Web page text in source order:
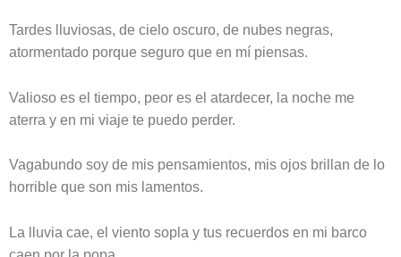
Tardes lluviosas, de cielo oscuro, de nubes negras,
atormentado porque seguro que en mí piensas.
Valioso es el tiempo, peor es el atardecer, la noche me
aterra y en mi viaje te puedo perder.
Vagabundo soy de mis pensamientos, mis ojos brillan de lo
horrible que son mis lamentos.
La lluvia cae, el viento sopla y tus recuerdos en mi barco